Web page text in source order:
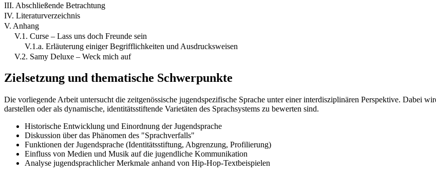
III. Abschließende Betrachtung
IV. Literaturverzeichnis
V. Anhang
V.1. Curse – Lass uns doch Freunde sein
V.1.a. Erläuterung einiger Begrifflichkeiten und Ausdrucksweisen
V.2. Samy Deluxe – Weck mich auf
Zielsetzung und thematische Schwerpunkte
Die vorliegende Arbeit untersucht die zeitgenössische jugendspezifische Sprache unter einer interdisziplinären Perspektive. Dabei
darstellen oder als dynamische, identitätsstiftende Varietäten des Sprachsystems zu bewerten sind.
Historische Entwicklung und Einordnung der Jugendsprache
Diskussion über das Phänomen des "Sprachverfalls"
Funktionen der Jugendsprache (Identitätsstiftung, Abgrenzung, Profilierung)
Einfluss von Medien und Musik auf die jugendliche Kommunikation
Analyse jugendsprachlicher Merkmale anhand von Hip-Hop-Textbeispielen